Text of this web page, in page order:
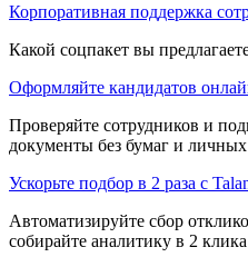
Корпоративная поддержка
Какой соцпакет вы
Оформляйте кандидатов
Проверяйте сотрудников и
документы без бумаг и личных
Ускорьте подбор в 2 раза с
Автоматизируйте сбор
собирайте аналитику в 2 клика